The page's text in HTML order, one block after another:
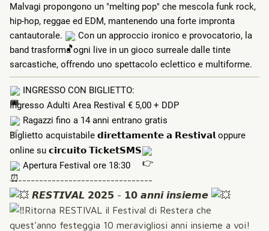
Malvagi propongono un "melting pop" che mescola funk rock,
hip-hop, reggae ed EDM, mantenendo una forte impronta
cantautorale.
Con un approccio ironico e provocatorio, la
band trasforma ogni live in un gioco surreale dalle tinte
sarcastiche, offrendo uno spettacolo eclettico e multiforme.
INGRESSO CON BIGLIETTO:
Ingresso Adulti Area Restival € 5,00 + DDP
Ragazzi fino a 14 anni entrano gratis
Biglietto acquistabile 𝗱𝗶𝗿𝗲𝘁𝘁𝗮𝗺𝗲𝗻𝘁𝗲 𝗮 𝗥𝗲𝘀𝘁𝗶𝘃𝗮𝗹 oppure
online su 𝗰𝗶𝗿𝗰𝘂𝗶𝘁𝗼 𝗧𝗶𝗰𝗸𝗲𝘁𝗦𝗠𝗦
Apertura Festival ore 18:30
----------------------------------
𝙍𝙀𝙎𝙏𝙄𝙑𝘼𝙇 𝟮𝟬𝟮𝟱 - 𝟭𝟬 𝙖𝙣𝙣𝙞 𝙞𝙣𝙨𝙞𝙚𝙢𝙚
Ritorna RESTIVAL il Festival di Restera che
quest'anno festeggia 10 meravigliosi anni insieme a voi!